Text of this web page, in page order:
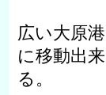
広い大原
に移動出
る。